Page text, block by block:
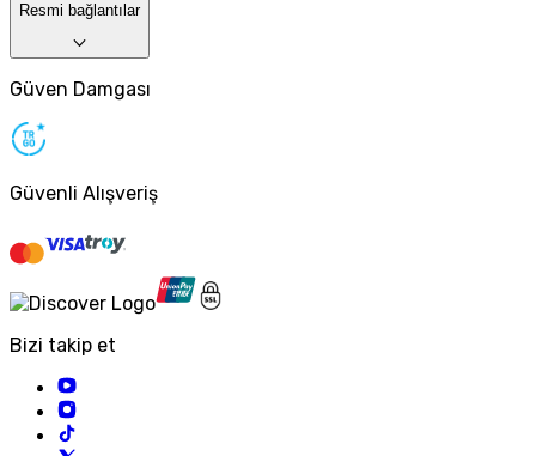
Resmi bağlantılar
Güven Damgası
Güvenli Alışveriş
Bizi takip et